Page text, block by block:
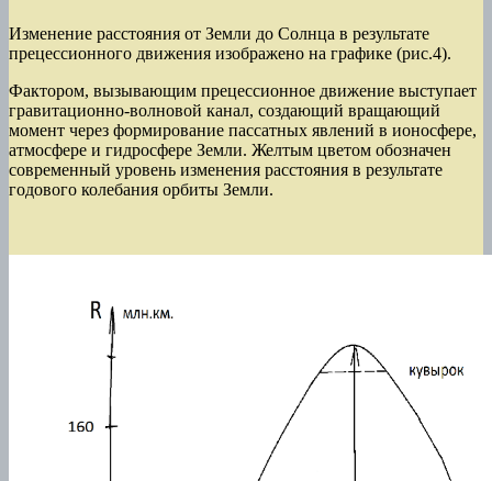
Изменение расстояния от Земли до Солнца в результате
прецессионного движения изображено на графике (рис.4).
Фактором, вызывающим прецессионное движение выступает
гравитационно-волновой канал, создающий вращающий
момент через формирование пассатных явлений в ионосфере,
атмосфере и гидросфере Земли. Желтым цветом обозначен
современный уровень изменения расстояния в результате
годового колебания орбиты Земли.